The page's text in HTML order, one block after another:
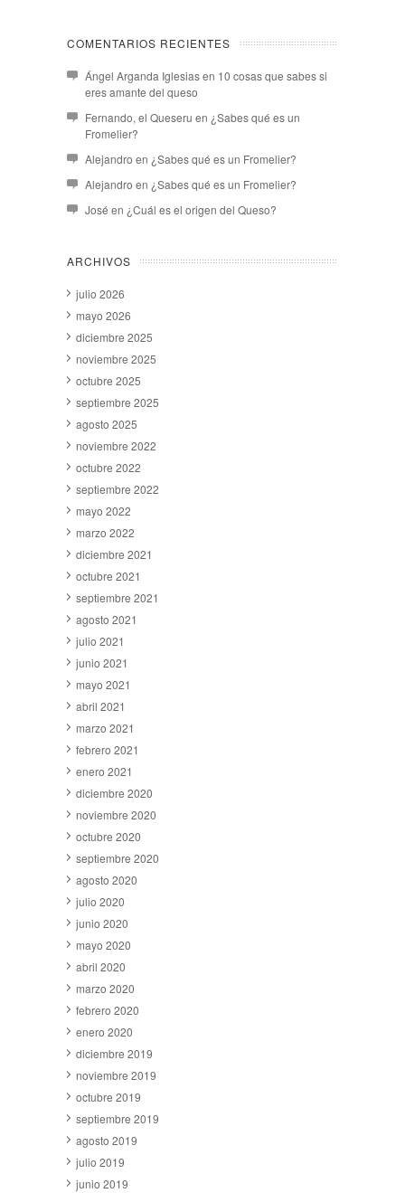
COMENTARIOS RECIENTES
Ángel Arganda Iglesiasen 10 cosas que sabes si
eres amante del queso
Fernando, el Queseru en ¿Sabes qué es un
Fromelier?
Alejandro en ¿Sabes qué es un Fromelier?
Alejandro en ¿Sabes qué es un Fromelier?
José en ¿Cuál es el origen del Queso?
ARCHIVOS
julio 2026
mayo 2026
diciembre 2025
noviembre 2025
octubre 2025
septiembre 2025
agosto 2025
noviembre 2022
octubre 2022
septiembre 2022
mayo 2022
marzo 2022
diciembre 2021
octubre 2021
septiembre 2021
agosto 2021
julio 2021
junio 2021
mayo 2021
abril 2021
marzo 2021
febrero 2021
enero 2021
diciembre 2020
noviembre 2020
octubre 2020
septiembre 2020
agosto 2020
julio 2020
junio 2020
mayo 2020
abril 2020
marzo 2020
febrero 2020
enero 2020
diciembre 2019
noviembre 2019
octubre 2019
septiembre 2019
agosto 2019
julio 2019
junio 2019